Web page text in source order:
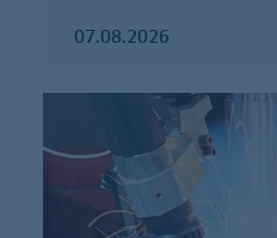
07.08.2026